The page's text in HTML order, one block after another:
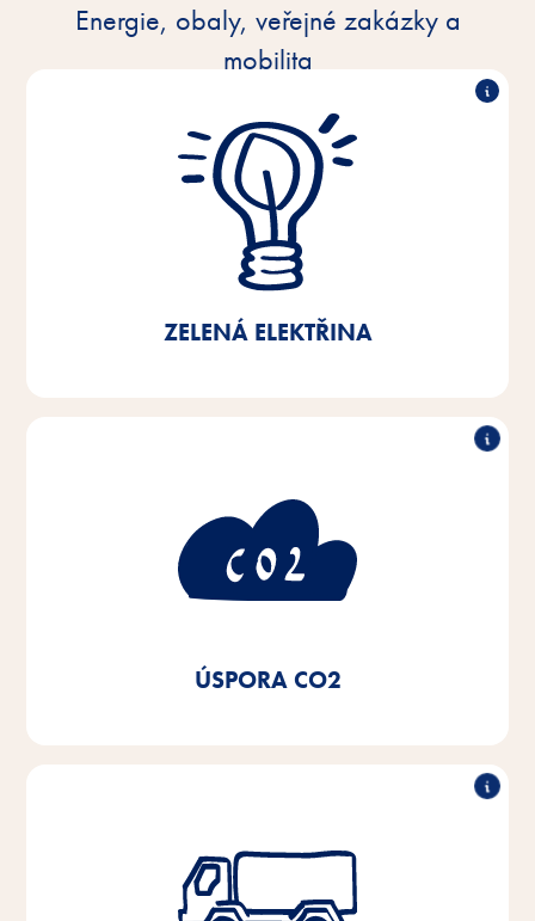
Energie, obaly, veřejné zakázky a
mobilita
ZELENÁ ELEKTŘINA
100% zelená elektřina
Od roku 2021 používáme v našich výrobních
závodech, centrálním skladu a administrativě v
Brémách/Dolním Sasku 100% zelenou elektřinu. Tím
jsme dosáhli 40% úspory emisí CO2.
ÚSPORA CO2
O 50 % nižší spotřeba
Používáním ekologické elektřiny, přechodem na
lokální topné systémy a kondenzační kotle pro naše
topná zařízení a používáním LED osvětlení jsme od
Snížení vozového parku nákladních
automobilů